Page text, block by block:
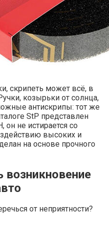
скрипеть может всё, в
козырьки от солнца,
антискрипы: тот же
StP представлен
не истирается со
высоких и
на основе прочного
возникновение
от неприятности?